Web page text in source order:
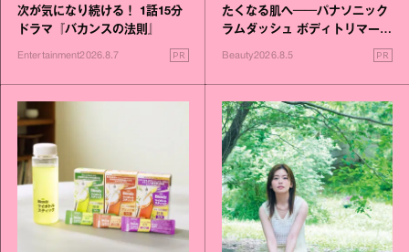
次が気になり続ける！ 1話15分
ドラマ『バカンスの法則』
Entertainment2026.8.7 PR
たくなる肌へ──パナソニック
ラムダッシュ ボディトリマーが
Beauty2026.8.5 PR